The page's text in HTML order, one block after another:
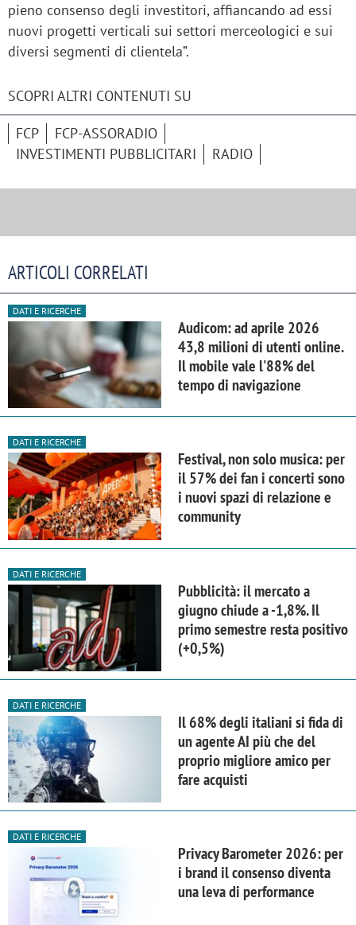
pieno consenso degli investitori, affiancando ad essi
nuovi progetti verticali sui settori merceologici e sui
diversi segmenti di clientela”.
SCOPRI ALTRI CONTENUTI SU
FCP
FCP-ASSORADIO
INVESTIMENTI PUBBLICITARI
RADIO
ARTICOLI CORRELATI
DATI E RICERCHE
Audicom: ad aprile 2026
43,8 milioni di utenti online.
Il mobile vale l'88% del
tempo di navigazione
DATI E RICERCHE
Festival, non solo musica: per
il 57% dei fan i concerti sono
i nuovi spazi di relazione e
community
DATI E RICERCHE
Pubblicità: il mercato a
giugno chiude a -1,8%. Il
primo semestre resta positivo
(+0,5%)
DATI E RICERCHE
Il 68% degli italiani si fida di
un agente AI più che del
proprio migliore amico per
fare acquisti
DATI E RICERCHE
Privacy Barometer 2026: per
i brand il consenso diventa
una leva di performance